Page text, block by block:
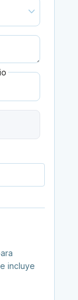
incluye